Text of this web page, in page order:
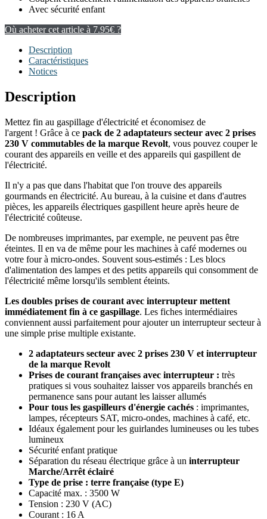
Avec sécurité enfant
Où acheter cet article à 7.95€ ?
Description
Caractéristiques
Notices
Description
Mettez fin au gaspillage d'électricité et économisez de
l'argent ! Grâce à ce pack de 2 adaptateurs secteur avec 2 prises
230 V commutables de la marque Revolt, vous pouvez couper le
courant des appareils en veille et des appareils qui gaspillent de
l'électricité.
Il n'y a pas que dans l'habitat que l'on trouve des appareils
gourmands en électricité. Au bureau, à la cuisine et dans d'autres
pièces, les appareils électriques gaspillent heure après heure de
l'électricité coûteuse.
De nombreuses imprimantes, par exemple, ne peuvent pas être
éteintes. Il en va de même pour les machines à café modernes ou
votre four à micro-ondes. Souvent sous-estimés : Les blocs
d'alimentation des lampes et des petits appareils qui consomment de
l'électricité même lorsqu'ils semblent éteints.
Les doubles prises de courant avec interrupteur mettent
immédiatement fin à ce gaspillage. Les fiches intermédiaires
conviennent aussi parfaitement pour ajouter un interrupteur secteur à
une simple prise multiple existante.
2 adaptateurs secteur avec 2 prises 230 V et interrupteur
de la marque Revolt
Prises de courant françaises avec interrupteur : très
pratiques si vous souhaitez laisser vos appareils branchés en
permanence sans pour autant les laisser allumés
Pour tous les gaspilleurs d'énergie cachés : imprimantes,
lampes, récepteurs SAT, micro-ondes, machines à café, etc.
Idéaux également pour les guirlandes lumineuses ou les tubes
lumineux
Sécurité enfant pratique
Séparation du réseau électrique grâce à un interrupteur
Marche/Arrêt éclairé
Type de prise : terre française (type E)
Capacité max. : 3500 W
Tension : 230 V (AC)
Courant : 16 A